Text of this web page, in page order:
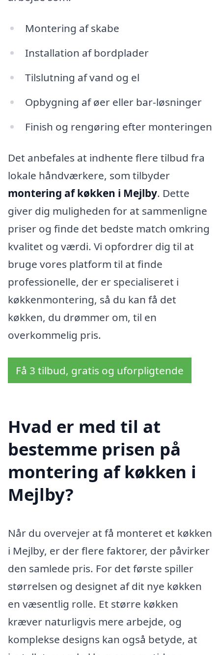
Montering af skabe
Installation af bordplader
Tilslutning af vand og el
Opbygning af øer eller bar-løsninger
Finish og rengøring efter monteringen
Det anbefales at indhente flere tilbud fra
lokale håndværkere, som tilbyder
montering af køkken i Mejlby. Dette
giver dig muligheden for at sammenligne
priser og finde det bedste match omkring
kvalitet og værdi. Vi opfordrer dig til at
bruge vores platform til at finde
professionelle, der er specialiseret i
køkkenmontering, så du kan få det
køkken, du drømmer om, til en
overkommelig pris.
Få 3 tilbud, gratis og uforpligtende
Hvad er med til at
bestemme prisen på
montering af køkken i
Mejlby?
Når du overvejer at få monteret et køkken
i Mejlby, er der flere faktorer, der påvirker
den samlede pris. For det første spiller
størrelsen og designet af dit nye køkken
en væsentlig rolle. Et større køkken
kræver naturligvis mere arbejde, og
komplekse designs kan også betyde, at